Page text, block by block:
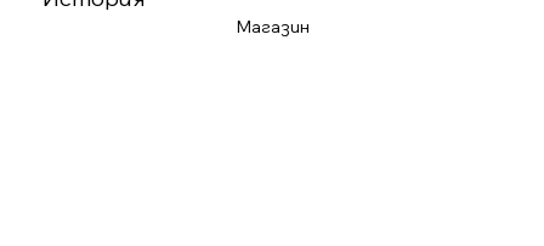
Магазин